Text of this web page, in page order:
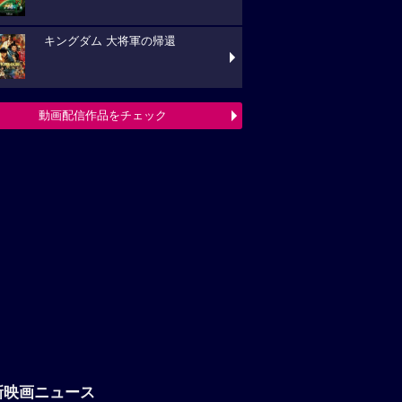
キングダム 大将軍の帰還
動画配信作品をチェック
映画ニュース